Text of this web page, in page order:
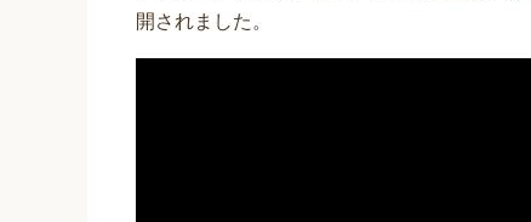
開されました。